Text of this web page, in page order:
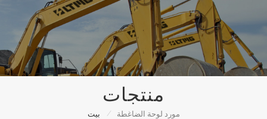
منتجات
بيت / مورد لوحة الضاغطة